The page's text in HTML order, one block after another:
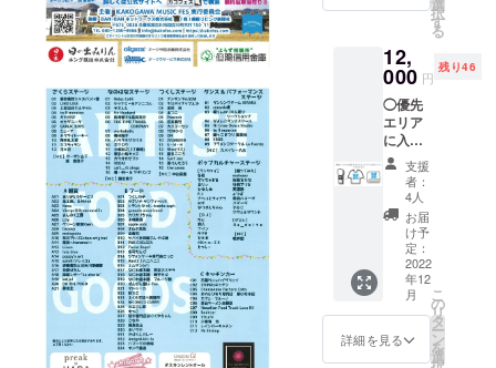
す。
さい！
◯リス
トバン
ド ※デ
ザイン
やカ
ラーは
まだ決
まって
いませ
んがご
理解頂
くと幸
いで
す。 ※
ストバ
ンドが
個人
方。ま
分の事
業のPR
に繋げ
たい個
人事業
主や法
人・団
体の
方。 ぜ
ひご支
援くだ
さい。
※ご支援
時【備
入場で
きるリ
ストバ
ンド装
着でメ
インス
テージ
の最前
列ブ
ロック
に入場
できま
す。 最
前列ブ
ロック
でカコ
フェス
選
択
す
る
12,
000 円
残り46
◯優先
エリア
に入場
できる
リスト
バンド
＋カコ
フェス
ロゴT
シャツ
＋カコ
フェス
公式ロ
ゴタオ
ル＋心
支援
者：
4人
お届
け予
定：
2022
年12
月
詳細を見る
こ
の
リ
タ
ー
ン
を
選